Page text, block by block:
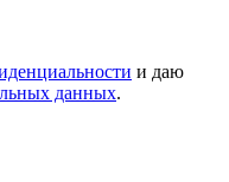
и даю
данных.